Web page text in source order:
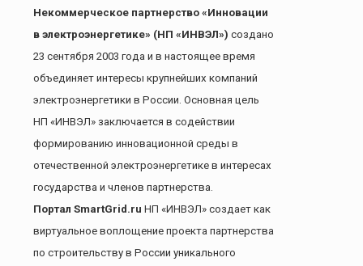
Некоммерческое партнерство «Инновации
в электроэнергетике» (НП «ИНВЭЛ») создано
23 сентября 2003 года и в настоящее время
объединяет интересы крупнейших компаний
электроэнергетики в России. Основная цель
НП «ИНВЭЛ» заключается в содействии
формированию инновационной среды в
отечественной электроэнергетике в интересах
государства и членов партнерства.
Портал SmartGrid.ru НП «ИНВЭЛ» создает как
виртуальное воплощение проекта партнерства
по строительству в России уникального